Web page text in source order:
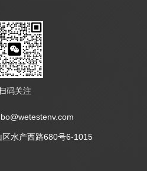
码关注
区水产西路680号6-1015